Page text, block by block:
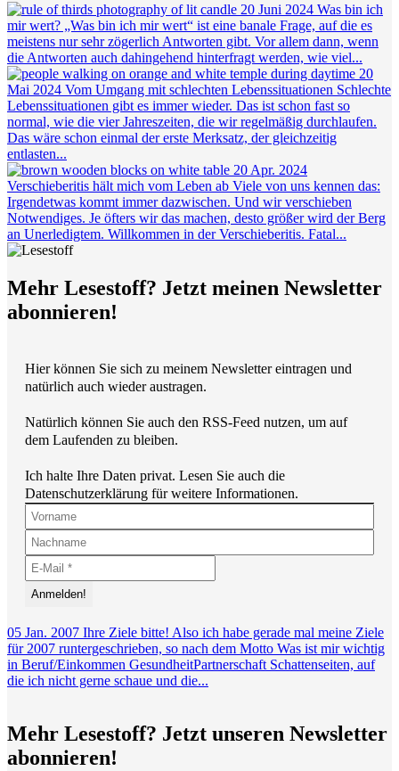
20 Juni 2024 Was bin ich
mir wert? „Was bin ich mir wert“ ist eine banale Frage, auf die es
meistens nur sehr zögerlich Antworten gibt. Vor allem dann, wenn
die Antworten auch dahingehend hinterfragt werden, wie viel...
20
Mai 2024 Vom Umgang mit schlechten Lebenssituationen Schlechte
Lebenssituationen gibt es immer wieder. Das ist schon fast so
normal, wie die vier Jahreszeiten, die wir regelmäßig durchlaufen.
Das wäre schon einmal der erste Merksatz, der gleichzeitig
entlasten...
20 Apr. 2024
Verschieberitis hält mich vom Leben ab Viele von uns kennen das:
Irgendetwas kommt immer dazwischen. Und wir verschieben
Notwendiges. Je öfters wir das machen, desto größer wird der Berg
an Unerledigtem. Willkommen in der Verschieberitis. Fatal...
Mehr Lesestoff? Jetzt meinen Newsletter
abonnieren!
Hier können Sie sich zu meinem Newsletter eintragen und
natürlich auch wieder austragen.
Natürlich können Sie auch den RSS-Feed nutzen, um auf
dem Laufenden zu bleiben.
Ich halte Ihre Daten privat. Lesen Sie auch die
Datenschutzerklärung für weitere Informationen.
05 Jan. 2007 Ihre Ziele bitte! Also ich habe gerade mal meine Ziele
für 2007 runtergeschrieben, so nach dem Motto Was ist mir wichtig
in Beruf/Einkommen GesundheitPartnerschaft Schattenseiten, auf
die ich nicht gerne schaue und die...
Mehr Lesestoff? Jetzt unseren Newsletter
abonnieren!